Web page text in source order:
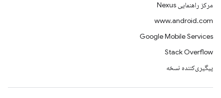
مرکز راهنمایی Nexus
www.android.com
Google Mobile Services
Stack Overflow
پیگیری‌کننده نسخه